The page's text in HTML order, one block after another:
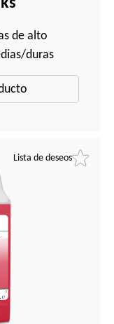
de alto
duras
Lista de deseos